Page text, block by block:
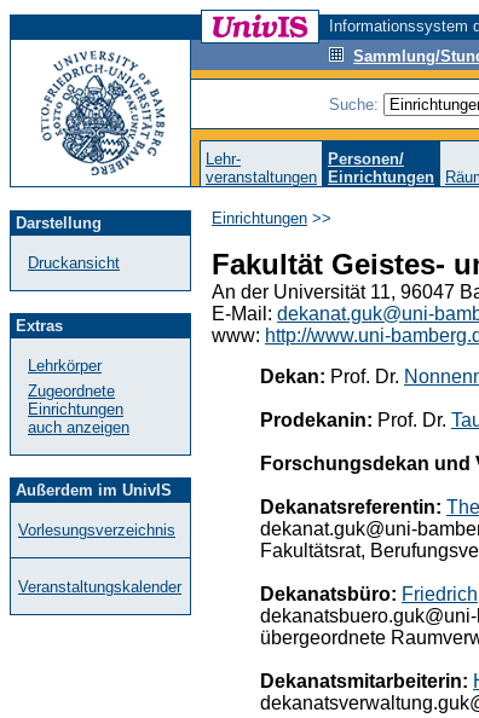
Informationssystem
Sammlung/
Suche:
Lehr-
veranstaltungen
Personen/
Einrichtungen
Darstellung
Druckansicht
Extras
Lehrkörper
Zugeordnete
Einrichtungen
auch anzeigen
Außerdem im UnivIS
Vorlesungsverzeichnis
Veranstaltungskalender
Einrichtungen >>
Fakultät Geistes-
An der Universität 11, 96047
E-Mail: dekanat.guk@uni-
www: http://www.uni-
Dekan: Prof. Dr.
Prodekanin: Prof. Dr.
Forschungsdekan und
Dekanatsreferentin:
dekanat.guk@uni-
Fakultätsrat,
Dekanatsbüro:
übergeordnete
Dekanatsmitarbeiterin: